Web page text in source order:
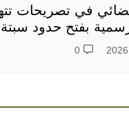
في تصريحات
بفتح حدود سبتة
0